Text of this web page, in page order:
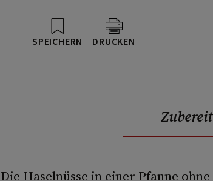
SPEICHERN DRUCKEN
Die Haselnüsse in einer Pfanne